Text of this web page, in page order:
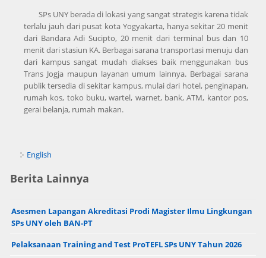
SPs UNY berada di lokasi yang sangat strategis karena tidak
terlalu jauh dari pusat kota Yogyakarta, hanya sekitar 20 menit
dari Bandara Adi Sucipto, 20 menit dari terminal bus dan 10
menit dari stasiun KA. Berbagai sarana transportasi menuju dan
dari kampus sangat mudah diakses baik menggunakan bus
Trans Jogja maupun layanan umum lainnya. Berbagai sarana
publik tersedia di sekitar kampus, mulai dari hotel, penginapan,
rumah kos, toko buku, wartel, warnet, bank, ATM, kantor pos,
gerai belanja, rumah makan.
English
Berita Lainnya
Asesmen Lapangan Akreditasi Prodi Magister Ilmu Lingkungan
SPs UNY oleh BAN-PT
Pelaksanaan Training and Test ProTEFL SPs UNY Tahun 2026